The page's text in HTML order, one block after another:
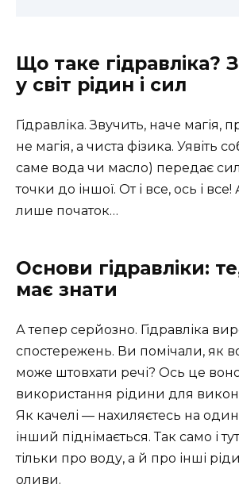
Що таке гідравліка?
у світ рідин і сил
Гідравліка. Звучить, наче магія,
не магія, а чиста фізика. Уявіть
саме вода чи масло) передає
точки до іншої. От і все, ось і
лише початок…
Основи гідравліки:
має знати
А тепер серйозно. Гідравліка
спостережень. Ви помічали, як
може штовхати речі? Ось це
використання рідини для
Як качелі — нахиляєтесь на один
інший піднімається. Так само і
тільки про воду, а й про інші
оливи.